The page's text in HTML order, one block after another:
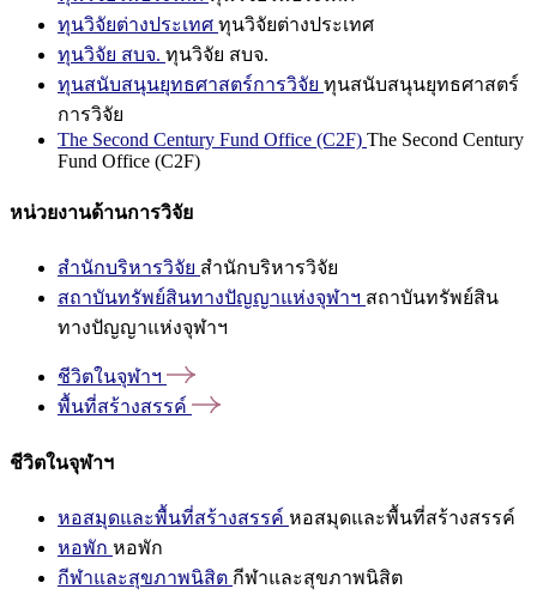
ทุนวิจัยต่างประเทศ ทุนวิจัยต่างประเทศ
ทุนวิจัย สบจ. ทุนวิจัย สบจ.
ทุนสนับสนุนยุทธศาสตร์การวิจัย ทุนสนับสนุนยุทธศาสตร์
การวิจัย
The Second Century Fund Office (C2F) The Second Century
Fund Office (C2F)
หน่วยงานด้านการวิจัย
สำนักบริหารวิจัย สำนักบริหารวิจัย
สถาบันทรัพย์สินทางปัญญาแห่งจุฬาฯ สถาบันทรัพย์สิน
ทางปัญญาแห่งจุฬาฯ
ชีวิตในจุฬาฯ
พื้นที่สร้างสรรค์
ชีวิตในจุฬาฯ
หอสมุดและพื้นที่สร้างสรรค์ หอสมุดและพื้นที่สร้างสรรค์
หอพัก หอพัก
กีฬาและสุขภาพนิสิต กีฬาและสุขภาพนิสิต